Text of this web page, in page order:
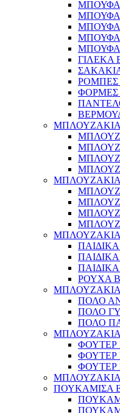
ΓΙΛΕΚΑ
ΡΟΜΠΕΣ
ΦΟΡΜΕΣ
ΜΠΛΟΥΖΑΚΙΑ
ΜΠΛΟΥΖΑΚΙΑ
ΜΠΛΟΥΖΑΚΙΑ
ΡΟΥΧΑ
ΠΟΛΟ
ΠΟΛΟ
ΠΟΛΟ
ΦΟΥΤΕΡ
ΦΟΥΤΕΡ
ΦΟΥΤΕΡ
ΠΟΥΚΑΜΙΣΑ